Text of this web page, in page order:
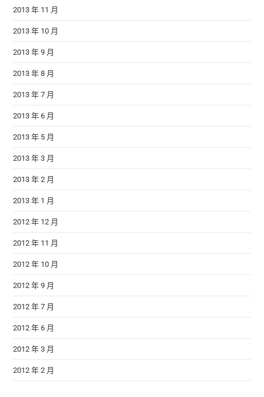
2013 年 11 月
2013 年 10 月
2013 年 9 月
2013 年 8 月
2013 年 7 月
2013 年 6 月
2013 年 5 月
2013 年 3 月
2013 年 2 月
2013 年 1 月
2012 年 12 月
2012 年 11 月
2012 年 10 月
2012 年 9 月
2012 年 7 月
2012 年 6 月
2012 年 3 月
2012 年 2 月